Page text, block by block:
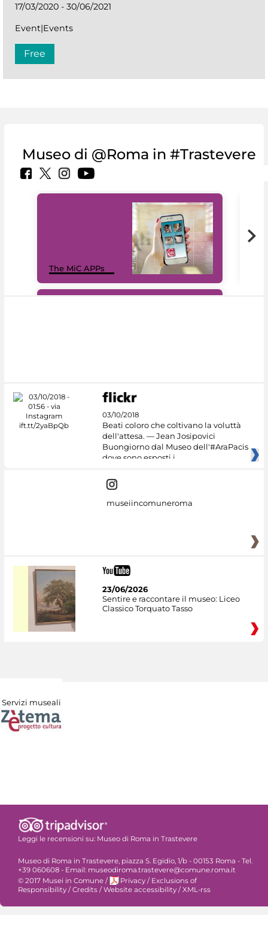
17/03/2020 - 30/06/2021
Event|Events
Free
Museo di @Roma in #Trastevere
The MiC APPs
03/10/2018
Beati coloro che coltivano la voluttà
dell'attesa. — Jean Josipovici
Buongiorno dal Museo dell'#AraPacis
dove sono esposti i
museiincomuneroma
23/06/2026
Sentire e raccontare il museo: Liceo
Classico Torquato Tasso
Servizi museali
Leggi le recensioni su: Museo di Roma in Trastevere
Museo di Roma in Trastevere, piazza S. Egidio, 1/b - 00153 Roma - Tel.
+39 060608 - Email: museodiroma.trastevere@comune.roma.it
© 2017 Musei in Comune / Privacy / Exclusions of
Responsibility /Credits /Website accessibility /XML-rss